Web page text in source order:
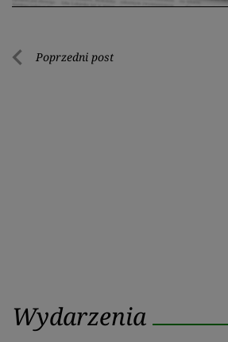
Nawigacja
Poprzedni post
Wydarzenia